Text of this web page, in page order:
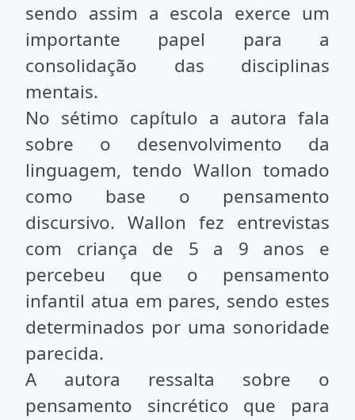
sendo assim a escola exerce um
importante papel para a
consolidação das disciplinas
mentais.
No sétimo capítulo a autora fala
sobre o desenvolvimento da
linguagem, tendo Wallon tomado
como base o pensamento
discursivo. Wallon fez entrevistas
com criança de 5 a 9 anos e
percebeu que o pensamento
infantil atua em pares, sendo estes
determinados por uma sonoridade
parecida.
A autora ressalta sobre o
pensamento sincrético que para